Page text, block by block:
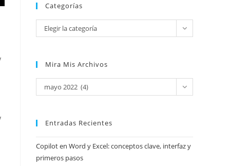
Categorías
Categorías
Elegir la categoría
Mira Mis Archivos
Mira
mis
mayo 2022 (4)
Entradas Recientes
Copilot en Word y Excel: conceptos clave, interfaz y
primeros pasos